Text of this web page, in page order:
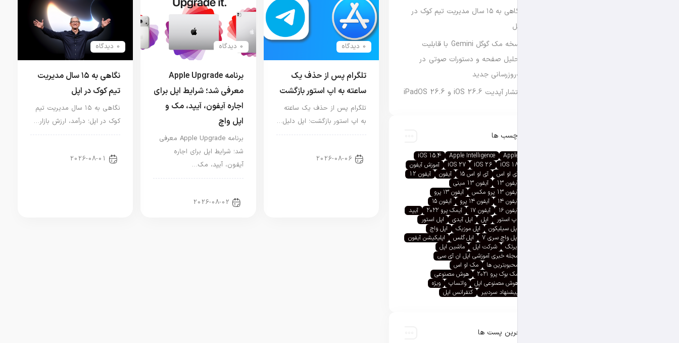
0 دیدگاه
تلگرام پس از حذف یک
ساعته به اپ استور بازگشت
تلگرام پس از حذف یک ساعته
به اپ استور بازگشت؛ اپل دلیل…
2026-08-06
0 دیدگاه
برنامه Apple Upgrade
معرفی شد؛ شرایط اپل برای
اجاره آیفون، آیپد، مک و
اپل واچ
برنامه Apple Upgrade معرفی
شد؛ شرایط اپل برای اجاره
آیفون، آیپد، مک…
2026-08-02
0 دیدگاه
نگاهی به ۱۵ سال مدیریت
تیم کوک در اپل
نگاهی به ۱۵ سال مدیریت تیم
کوک در اپل؛ درآمد، ارزش بازار…
2026-08-01
نگاهی به ۱۵ سال مدیریت تیم کوک در
اپل
نسخه مک گوگل Gemini با قابلیت
تحلیل صفحه و دستورات صوتی در
به‌روزرسانی جدید
انتشار آپدیت iOS 26.6 و iPadOS 26.6
برچسب ها
Apple
Apple Intelligence
iOS 15.4
iOS 18
iOS 26
iOS 27
آموزش آیفون
آی او اس
آی او اس ۱۵ آیفون
آیفون 12
آیفون 13
آیفون 13 مینی
آیفون 13 پرو مکس
آیفون ۱۳ پرو
آیفون ۱۴
آیفون ۱۴ پرو
آیفون ۱۵
آیفون ۱۶
آیفون ۱۷ آیمک پرو ۲۰۲۲
آیپد
اپ استور
اپل اپل آیدی
اپل استور
اپل سیلیکون
اپل موزیک
اپل واچ
اپل واچ سری ۷
اپل گلس
اپلیکیشن آیفون
ایرتگ
شرکت اپل
ماشین اپل
مجله خبری آموزشی اپل ان آی سی
محبوبترین ها
مک او اس
مک بوک پرو ۲۰۲۱
هوش مصنوعی
هوش مصنوعی اپل
واتساپ
ویژه
پیشنهاد سردبیر
کنفرانس اپل
آخرین پست ها